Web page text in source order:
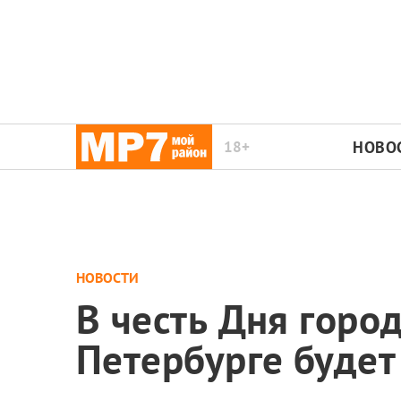
18+
НОВОСТИ
В честь Дня
Петербурге